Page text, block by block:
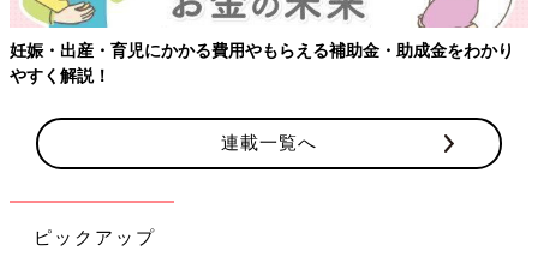
妊娠・出産・育児にかかる費用やもらえる補助金・助成金をわかり
やすく解説！
連載一覧へ
ピックアップ